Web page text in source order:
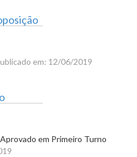
em: 12/06/2019
em Primeiro Turno